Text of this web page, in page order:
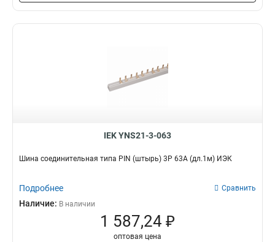
IEK YNS21-3-063
Шина соединительная типа PIN (штырь) 3Р 63А (дл.1м) ИЭК
Подробнее Сравнить
Наличие: В наличии
1 587,24 ₽
оптовая цена